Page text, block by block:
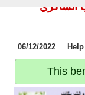
الشاكري
06/12/2022 Help
This